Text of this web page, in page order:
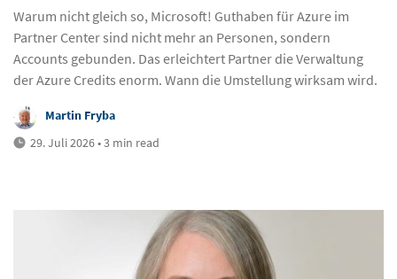
Warum nicht gleich so, Microsoft! Guthaben für Azure im
Partner Center sind nicht mehr an Personen, sondern
Accounts gebunden. Das erleichtert Partner die Verwaltung
der Azure Credits enorm. Wann die Umstellung wirksam wird.
Martin Fryba
29. Juli 2026 • 3 min read